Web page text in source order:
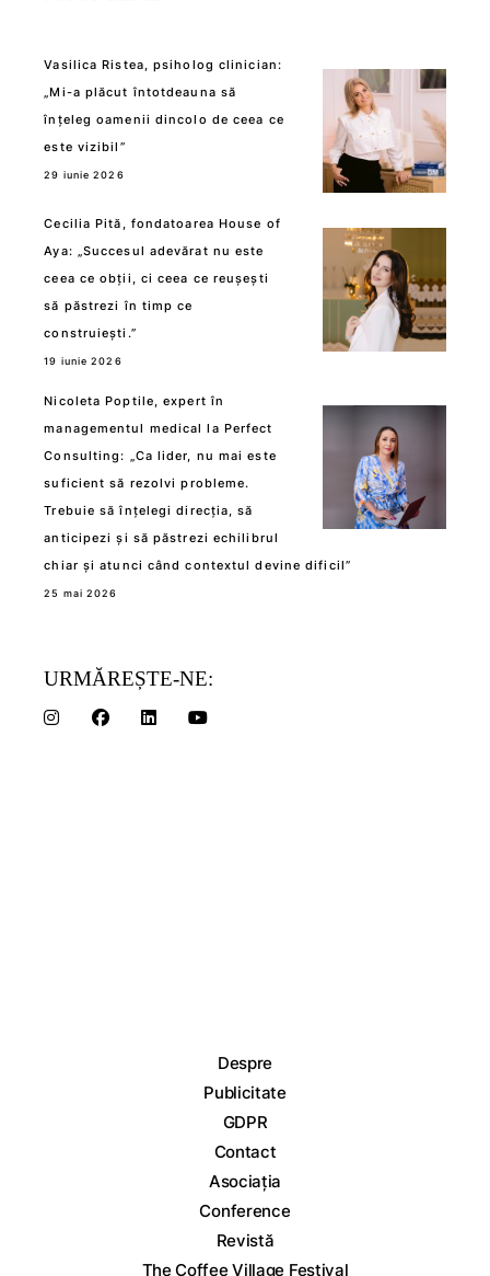
Vasilica Ristea, psiholog clinician:
„Mi-a plăcut întotdeauna să
înțeleg oamenii dincolo de ceea ce
este vizibil”
29 iunie 2026
Cecilia Pită, fondatoarea House of
Aya: „Succesul adevărat nu este
ceea ce obții, ci ceea ce reușești
să păstrezi în timp ce
construiești.”
19 iunie 2026
Nicoleta Poptile, expert în
managementul medical la Perfect
Consulting: „Ca lider, nu mai este
suficient să rezolvi probleme.
Trebuie să înțelegi direcția, să
anticipezi și să păstrezi echilibrul
chiar și atunci când contextul devine dificil”
25 mai 2026
URMĂREȘTE-NE:
Despre
Publicitate
GDPR
Contact
Asociația
Conference
Revistă
The Coffee Village Festival